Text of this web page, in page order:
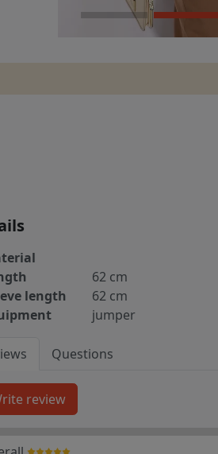
62 cm
length
62 cm
jumper
Questions